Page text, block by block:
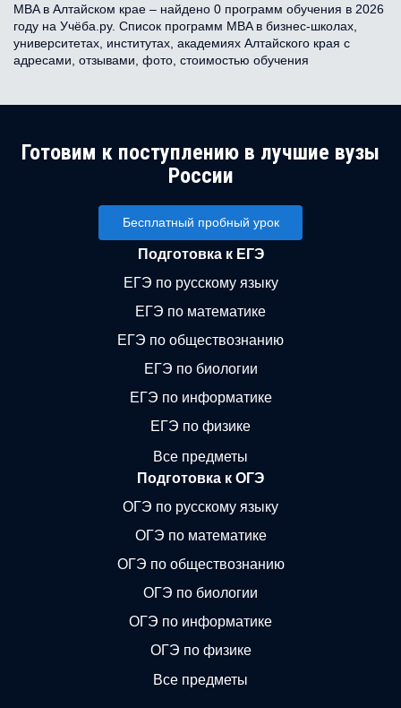
MBA в Алтайском крае – найдено 0 программ обучения в 2026
году на Учёба.ру. Список программ MBA в бизнес-школах,
университетах, институтах, академиях Алтайского края с
адресами, отзывами, фото, стоимостью обучения
Готовим к поступлению в лучшие вузы
России
Бесплатный пробный урок
Подготовка к ЕГЭ
ЕГЭ по русскому языку
ЕГЭ по математике
ЕГЭ по обществознанию
ЕГЭ по биологии
ЕГЭ по информатике
ЕГЭ по физике
Все предметы
Подготовка к ОГЭ
ОГЭ по русскому языку
ОГЭ по математике
ОГЭ по обществознанию
ОГЭ по биологии
ОГЭ по информатике
ОГЭ по физике
Все предметы